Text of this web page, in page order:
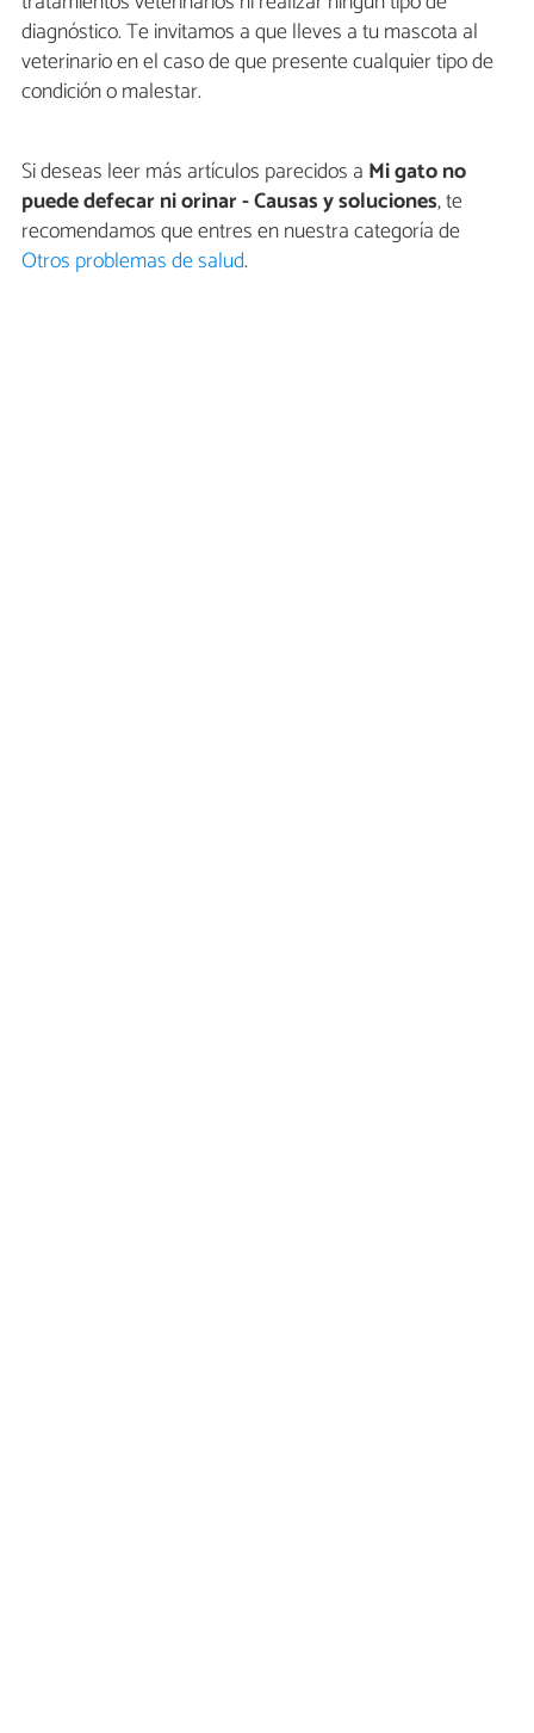
diagnóstico. Te invitamos a que lleves a tu mascota al
veterinario en el caso de que presente cualquier tipo de
condición o malestar.
Si deseas leer más artículos parecidos a Mi gato no
puede defecar ni orinar - Causas y soluciones, te
recomendamos que entres en nuestra categoría de
Otros problemas de salud.